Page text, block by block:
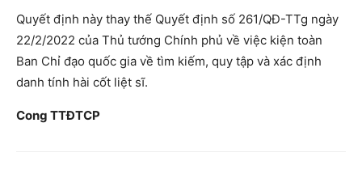
Quyết định này thay thế Quyết định số 261/QĐ-TTg ngày
22/2/2022 của Thủ tướng Chính phủ về việc kiện toàn
Ban Chỉ đạo quốc gia về tìm kiếm, quy tập và xác định
danh tính hài cốt liệt sĩ.
Cong TTĐTCP